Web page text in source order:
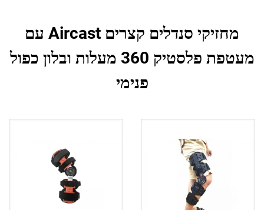
מחזיקי סנדלים קצרים Aircast עם
מעטפת פלסטיק 360 מעלות ובלון כפול
פנימי